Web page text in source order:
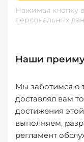
Нажимая кнопку
персональных
Наши
Мы заботимся о
доставлял вам
достижения
выполняем,
регламент